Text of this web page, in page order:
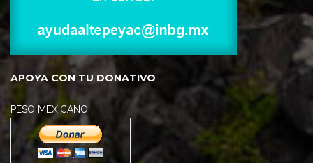
APOYA CON TU DONATIVO
PESO MEXICANO